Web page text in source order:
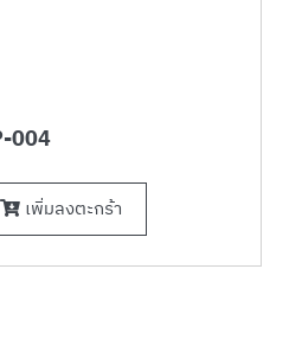
004
เพิ่มลงตะกร้า